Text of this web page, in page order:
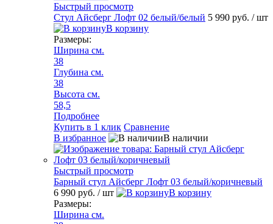
Быстрый просмотр
Стул Айсберг Лофт 02 белый/белый 5 990 руб. / шт
В корзину
Размеры:
Ширина см.
38
Глубина см.
38
Высота см.
58,5
Подробнее
Купить в 1 клик Сравнение
В избранное
В наличии
Быстрый просмотр
Барный стул Айсберг Лофт 03 белый/коричневый
6 990 руб. / шт
В корзину
Размеры:
Ширина см.